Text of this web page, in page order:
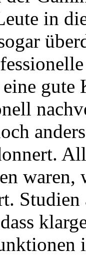
in
waren,
Studien